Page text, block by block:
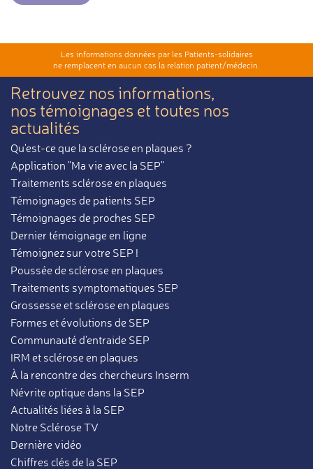
Les informations données par les Patients-solidaires
ne remplacent en aucun cas la relation patient/médecin.
Retrouvez nos informations,
nos témoignages et toutes nos
actualités
Qu'est-ce que la sclérose en plaques ?
Application "Ma vie avec la SEP"
Traitements sclérose en plaques
Témoignages de patients SEP
Témoignages de proches SEP
Dernier témoignage en ligne
Témoignez sur votre SEP !
Poussée de sclérose en plaques
Traitements symptomatiques SEP
Grossesse et sclérose en plaques
Formes et évolutions de SEP
Communauté d'entraide SEP
IRM et sclérose en plaques
À la rencontre des chercheurs Inserm
Névrite optique dans la SEP
Actualités liées à la SEP
Notre Sclérose TV
Dernière vidéo
Chiffres clés de la SEP